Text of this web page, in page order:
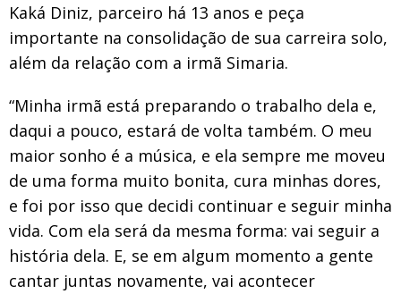
Kaká Diniz, parceiro há 13 anos e peça
importante na consolidação de sua carreira solo,
além da relação com a irmã Simaria.
“Minha irmã está preparando o trabalho dela e,
daqui a pouco, estará de volta também. O meu
maior sonho é a música, e ela sempre me moveu
de uma forma muito bonita, cura minhas dores,
e foi por isso que decidi continuar e seguir minha
vida. Com ela será da mesma forma: vai seguir a
história dela. E, se em algum momento a gente
cantar juntas novamente, vai acontecer